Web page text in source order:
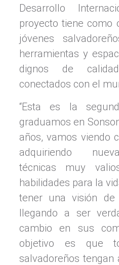
Desarrollo
proyecto tiene
jóvenes
herramientas y
dignos de
conectados con el
“Esta es la
graduamos en
años, vamos viendo
adquiriendo
técnicas muy
habilidades para la
tener una visión de
llegando a ser
cambio en sus
objetivo es que
salvadoreños tengan